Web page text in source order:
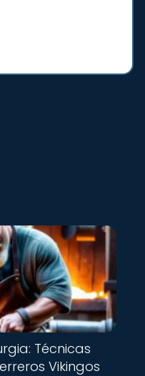
Técnicas
Vikingos